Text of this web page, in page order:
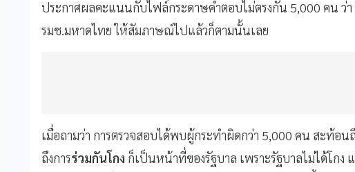
ประกาศผลคะแนนกับไฟล์กระดาษคำตอบไม่ตรงกัน 5,000 คน ว่า
รมช.มหาดไทย ให้สัมภาษณ์ไปแล้วก็ตามนั้นเลย
เมื่อถามว่า การตรวจสอบได้พบผู้กระทําผิดกว่า 5,000 คน สะท้อนถึ
ถึงการร่วมกันโกง ก็เป็นหน้าที่ของรัฐบาล เพราะรัฐบาลไม่ได้โกง